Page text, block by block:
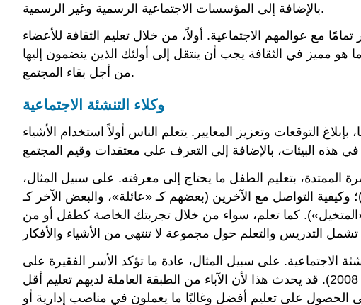
بالإضافة إلى المؤسسات الاجتماعية الرسمية وغير الرسمية.
مع عوالمهم الاجتماعية. أولاً، من خلال تعليم الثقافة للأعضاء
هو مميز في الثقافة يجب أن ينتقل إلى أولئك الذين ينضمون إليها
من أجل بقاء المجتمع.
وكلاء التنشئة الاجتماعية
التوقعات وتعزيز المعايير. يتعلم الناس أولاً استخدام الأشياء
الممتدة، بتعليم الطفل ما يحتاج إلى معرفته. على سبيل المثال،
وكيفية التواصل مع الآخرين (بعضهم كـ «عائلة»، والبعض الآخر كـ
كما تعلم، سواء من خلال تجربتك الخاصة كطفل أو من
الاجتماعية. على سبيل المثال، عادة ما تؤكد الأسر الفقيرة على
الطاعة والامتثال عند تربية أطفالها، بينما تؤكد الأسر الغنية على الحكم والإبداع (المركز الوطني لبحوث الرأي، 2008). قد يحدث هذا لأن الآباء من الطبقة العاملة لديهم تعليم أقل
إلى الحصول على تعليم أفضل وغالبًا ما يعملون في مناصب إدارية أو